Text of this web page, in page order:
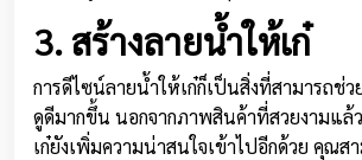
3. สร้างลายน้ำให้เก๋
การดีไซน์ลายน้ำให้เก๋ก็เป็นสิ่งที่สามารถช่
ดูดีมากขึ้น นอกจากภาพสินค้าที่สวยงามแล้
เก๋ยังเพิ่มความน่าสนใจเข้าไปอีกด้วย คุณส